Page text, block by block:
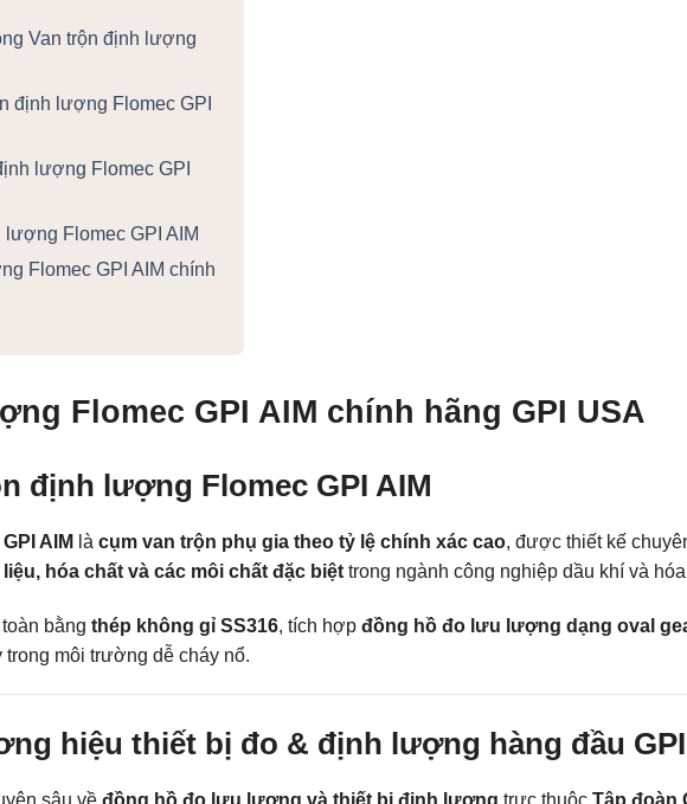
Van trộn định lượng
định lượng Flomec GPI
lượng Flomec GPI
Flomec GPI AIM
Flomec GPI AIM chính
Flomec GPI AIM chính hãng GPI USA
định lượng Flomec GPI AIM
AIM là cụm van trộn phụ gia theo tỷ lệ chính xác cao, được thiết kế
hóa chất và các môi chất đặc biệt trong ngành công nghiệp dầu khí và
bằng thép không gỉ SS316, tích hợp đồng hồ đo lưu lượng dạng oval
trong môi trường dễ cháy nổ.
hiệu thiết bị đo & định lượng hàng đầu
sâu về đồng hồ đo lưu lượng và thiết bị định lượng trực thuộc Tập đoàn